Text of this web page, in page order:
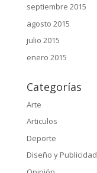
septiembre 2015
agosto 2015
julio 2015
enero 2015
Categorías
Arte
Articulos
Deporte
Diseño y Publicidad